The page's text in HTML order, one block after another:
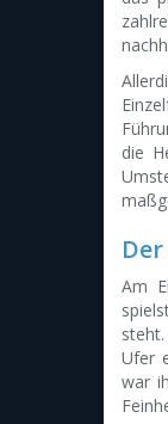
die
Am
Ufer
war